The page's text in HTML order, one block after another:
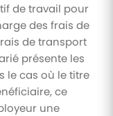
de travail pour
des frais de
de transport
présente les
le cas où le titre
ce
une